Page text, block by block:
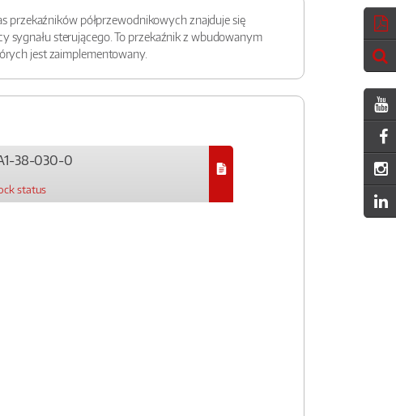
przekaźników półprzewodnikowych znajduje się
sygnału sterującego. To przekaźnik z wbudowanym
jest zaimplementowany.
38-030-0
status